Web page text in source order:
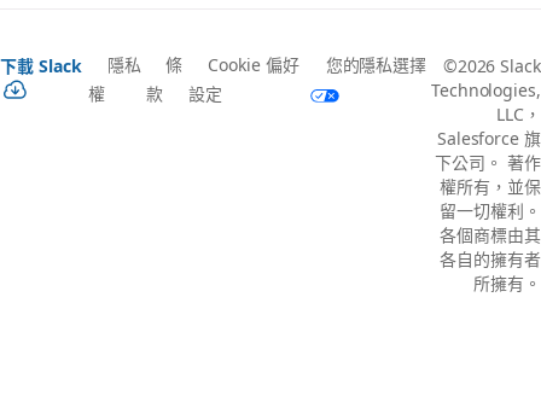
下載 Slack
隱私
權
條
款
Cookie 偏好
設定
您的隱私選擇
©2026 Slack
Technologies,
LLC，
Salesforce 旗
下公司。 著作
權所有，並保
留一切權利。
各個商標由其
各自的擁有者
所擁有。